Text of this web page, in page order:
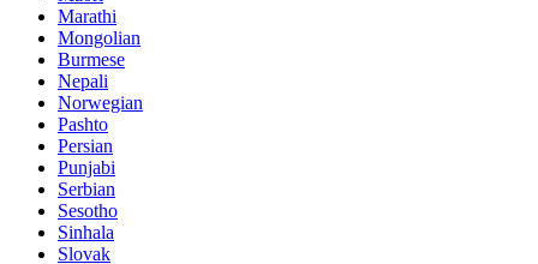
Marathi
Mongolian
Burmese
Nepali
Norwegian
Pashto
Persian
Punjabi
Serbian
Sesotho
Sinhala
Slovak